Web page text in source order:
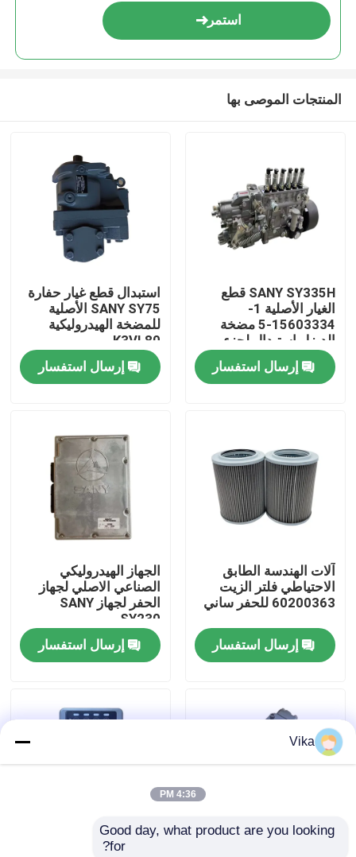
المنتجات
حول بنا
ضبط الجودة
اتصل بنا
طلب اقتباس
استمر
المنتجات الموصى بها
SANY SY335H قطع
الغيار الأصلية 1-
15603334-5 مضخة
الديزل استبدال لجزء
الحفر الصيانة
إرسال استفسار
استبدال قطع غيار حفارة
SANY SY75 الأصلية
للمضخة الهيدروليكية
K3VL80
إرسال استفسار
آلات الهندسة الطابق
الاحتياطي فلتر الزيت
60200363 للحفر ساني
إرسال استفسار
الجهاز الهيدروليكي
الصناعي الاصلي لجهاز
الحفر لجهاز SANY
SY230
إرسال استفسار
الأسهم الأصلية أجهزة
Vika
4:36 PM
Good day, what product are you looking
for?